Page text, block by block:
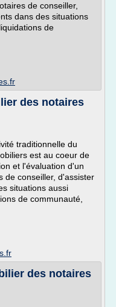
de conseiller,
dans des situations
de
des notaires
traditionnelle du
est au coeur de
et l'évaluation d'un
de conseiller, d'assister
situations aussi
de communauté,
des notaires